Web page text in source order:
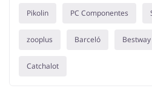
Pikolin PC Componentes
zooplus Barceló Bestway
Catchalot